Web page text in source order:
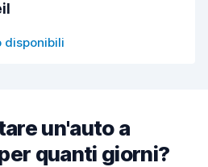
disponibili
un'auto a
quanti giorni?